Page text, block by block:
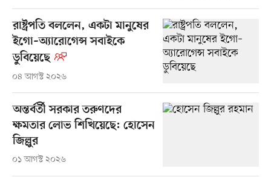
রাষ্ট্রপতি বললেন, একটা মানুষের
ইগো–অ্যারোগেন্স সবাইকে
ডুবিয়েছে
০৪ আগস্ট ২০২৬
অন্তর্বর্তী সরকার তরুণদের
ক্ষমতার লোভ শিখিয়েছে: হোসেন
জিল্লুর
০১ আগস্ট ২০২৬